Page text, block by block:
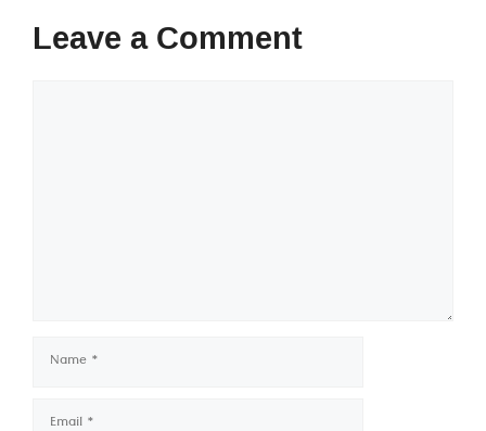
Leave a Comment
Name
Email